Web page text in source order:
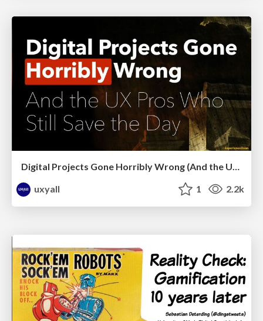
Digital Projects Gone Horribly Wrong (And the UX Pros Who Still Save the Day) - Dean Schuster
uxyall
1 2.2k